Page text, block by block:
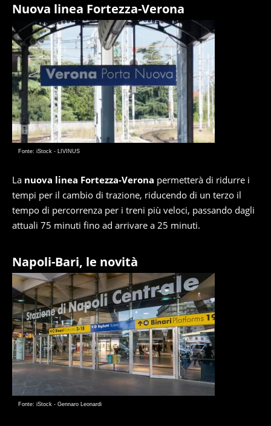
Nuova linea Fortezza-Verona
Fonte: iStock - LIVINUS
La nuova linea Fortezza-Verona permetterà di ridurre i
tempi per il cambio di trazione, riducendo di un terzo il
tempo di percorrenza per i treni più veloci, passando dagli
attuali 75 minuti fino ad arrivare a 25 minuti.
Napoli-Bari, le novità
Fonte: iStock - Gennaro Leonardi